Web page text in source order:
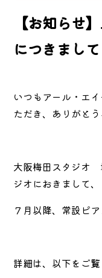
【お知らせ
につきまして
いつもアール・エ
ただき、ありがとう
大阪梅田スタジオ
ジオにおきまして、
７月以降、常設ピ
詳細は、以下をご覧